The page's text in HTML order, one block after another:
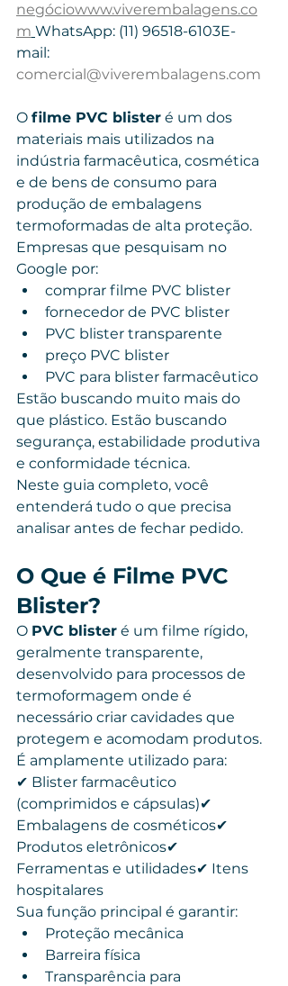
negóciowww.viverembalagens.co
m WhatsApp: (11) 96518-6103E-
mail:
comercial@viverembalagens.com
O filme PVC blister é um dos
materiais mais utilizados na
indústria farmacêutica, cosmética
e de bens de consumo para
produção de embalagens
termoformadas de alta proteção.
Empresas que pesquisam no
Google por:
comprar filme PVC blister
fornecedor de PVC blister
PVC blister transparente
preço PVC blister
PVC para blister farmacêutico
Estão buscando muito mais do
que plástico. Estão buscando
segurança, estabilidade produtiva
e conformidade técnica.
Neste guia completo, você
entenderá tudo o que precisa
analisar antes de fechar pedido.
O Que é Filme PVC
Blister?
O PVC blister é um filme rígido,
geralmente transparente,
desenvolvido para processos de
termoformagem onde é
necessário criar cavidades que
protegem e acomodam produtos.
É amplamente utilizado para:
✔ Blister farmacêutico
(comprimidos e cápsulas)✔
Embalagens de cosméticos✔
Produtos eletrônicos✔
Ferramentas e utilidades✔ Itens
hospitalares
Sua função principal é garantir:
Proteção mecânica
Barreira física
Transparência para